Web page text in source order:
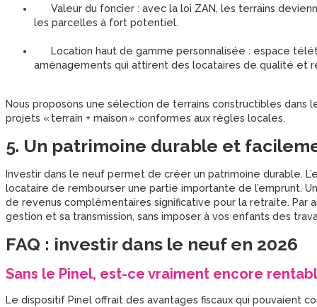
Valeur du foncier : avec la loi ZAN, les terrains
les parcelles à fort potentiel.
Location haut de gamme personnalisée : espace
aménagements qui attirent des locataires de qualité et
Nous proposons une sélection de terrains constructibles dans
projets « terrain + maison » conformes aux règles locales.
5. Un patrimoine durable et
Investir dans le neuf permet de créer un patrimoine durable.
locataire de rembourser une partie importante de l’emprunt.
de revenus complémentaires significative pour la retraite. Par
gestion et sa transmission, sans imposer à vos enfants des
FAQ : investir dans le neuf en 2026
Sans le Pinel, est-ce vraiment encore
Le dispositif Pinel offrait des avantages fiscaux qui pouvaient